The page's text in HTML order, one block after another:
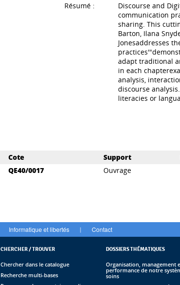
Résumé :
Discourse and
communication
sharing. This
Barton, Ilana
Jonesaddresses
adapt traditional
in each
analysis,
discourse
literacies or
Cote Support
QE40/0017 Ouvrage
Informatique et libertés | Contact
CHERCHER / TROUVER
Chercher dans le catalogue
Recherche multi-bases
DOSSIERS THÉMATIQUES
Organisation, management
performance de notre
soins